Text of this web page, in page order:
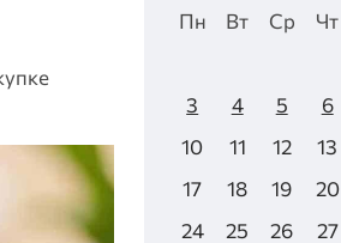
Пн Вт Ср Чт
3
4 5 6
10
11 12 13
17
18 19 20
24
25 26 27